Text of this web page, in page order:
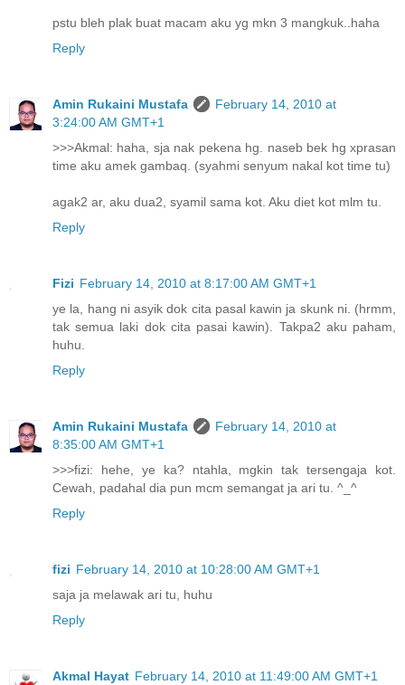
pstu bleh plak buat macam aku yg mkn 3 mangkuk..haha
Reply
Amin Rukaini Mustafa
February 14, 2010 at
3:24:00 AM GMT+1
>>>Akmal: haha, sja nak pekena hg. naseb bek hg xprasan
time aku amek gambaq. (syahmi senyum nakal kot time tu)
agak2 ar, aku dua2, syamil sama kot. Aku diet kot mlm tu.
Reply
Fizi February 14, 2010 at 8:17:00 AM GMT+1
ye la, hang ni asyik dok cita pasal kawin ja skunk ni. (hrmm,
tak semua laki dok cita pasai kawin). Takpa2 aku paham,
huhu.
Reply
Amin Rukaini Mustafa
February 14, 2010 at
8:35:00 AM GMT+1
>>>fizi: hehe, ye ka? ntahla, mgkin tak tersengaja kot.
Cewah, padahal dia pun mcm semangat ja ari tu. ^_^
Reply
fizi February 14, 2010 at 10:28:00 AM GMT+1
saja ja melawak ari tu, huhu
Reply
Akmal Hayat February 14, 2010 at 11:49:00 AM GMT+1